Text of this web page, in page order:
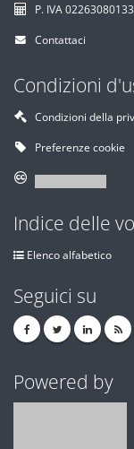
P. IVA 02263080133
Contattaci
Condizioni
Condizioni della
Preferenze cookie
Indice delle
Elenco alfabetico
Seguici su
Powered by